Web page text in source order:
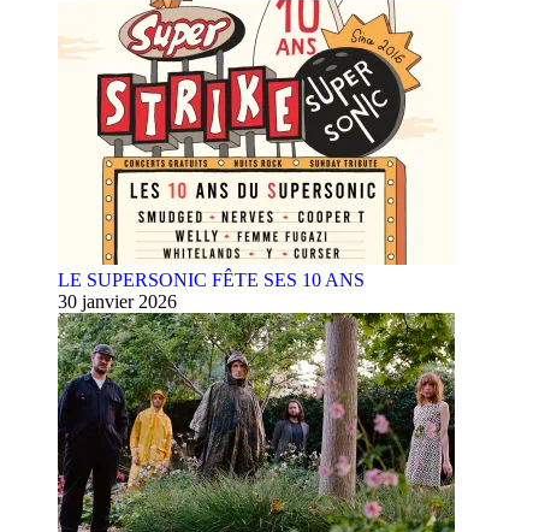
LE SUPERSONIC FÊTE SES 10 ANS
30 janvier 2026